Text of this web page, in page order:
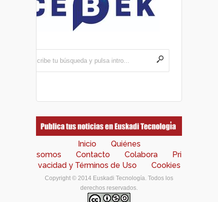
Inicio
Quiénes
somos
Contacto Colabora
Pri
vacidad y Términos de Uso
Cookies
Copyright © 2014 Euskadi Tecnología. Todos los
derechos reservados.